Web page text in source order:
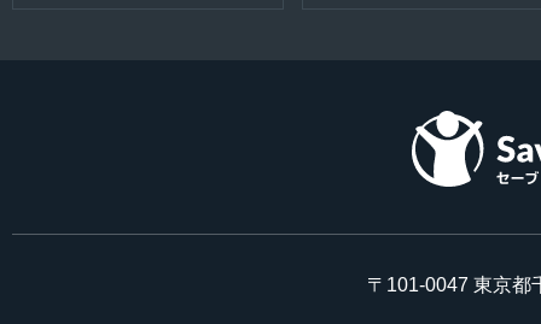
〒101-0047 東京都